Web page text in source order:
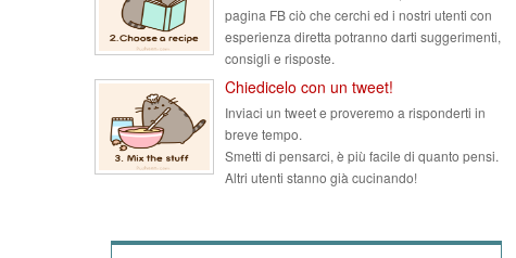
pagina FB ciò che cerchi ed i nostri utenti con
esperienza diretta potranno darti suggerimenti,
consigli e risposte.
Chiedicelo con un tweet!
Inviaci un tweet e proveremo a risponderti in
breve tempo.
Smetti di pensarci, è più facile di quanto pensi.
Altri utenti stanno già cucinando!